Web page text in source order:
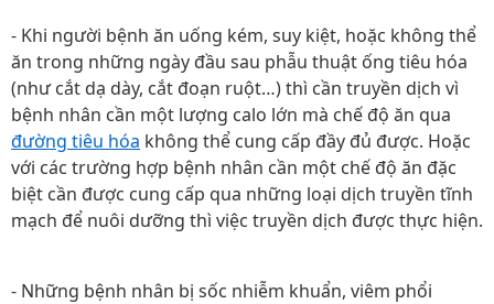
- Khi người bệnh ăn uống kém, suy kiệt, hoặc không thể
ăn trong những ngày đầu sau phẫu thuật ống tiêu hóa
(như cắt dạ dày, cắt đoạn ruột…) thì cần truyền dịch vì
bệnh nhân cần một lượng calo lớn mà chế độ ăn qua
đường tiêu hóa không thể cung cấp đầy đủ được. Hoặc
với các trường hợp bệnh nhân cần một chế độ ăn đặc
biệt cần được cung cấp qua những loại dịch truyền tĩnh
mạch để nuôi dưỡng thì việc truyền dịch được thực hiện.
- Những bệnh nhân bị sốc nhiễm khuẩn, viêm phổi